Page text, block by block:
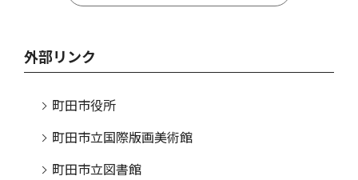
外部リンク
町田市役所
町田市立国際版画美術館
町田市立図書館